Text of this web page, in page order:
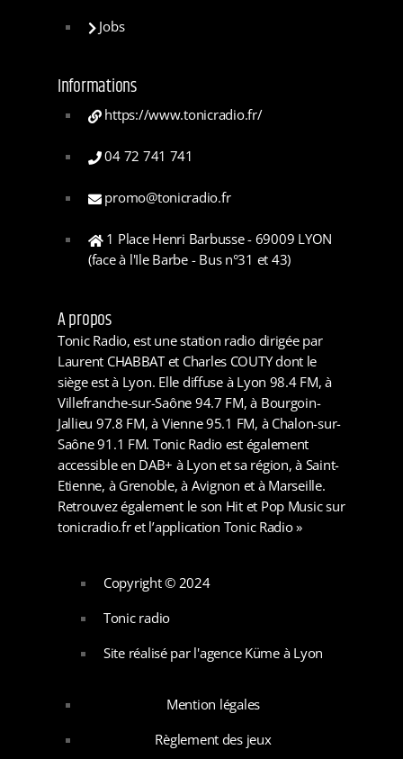
Jobs
Informations
https://www.tonicradio.fr/
04 72 741 741
promo@tonicradio.fr
1 Place Henri Barbusse - 69009 LYON
(face à l'Ile Barbe - Bus n°31 et 43)
A propos
Tonic Radio, est une station radio dirigée par
Laurent CHABBAT et Charles COUTY dont le
siège est à Lyon. Elle diffuse à Lyon 98.4 FM, à
Villefranche-sur-Saône 94.7 FM, à Bourgoin-
Jallieu 97.8 FM, à Vienne 95.1 FM, à Chalon-sur-
Saône 91.1 FM. Tonic Radio est également
accessible en DAB+ à Lyon et sa région, à Saint-
Etienne, à Grenoble, à Avignon et à Marseille.
Retrouvez également le son Hit et Pop Music sur
tonicradio.fr et l’application Tonic Radio »
Copyright © 2024
Tonic radio
Site réalisé par l'agence Küme à Lyon
Mention légales
Règlement des jeux